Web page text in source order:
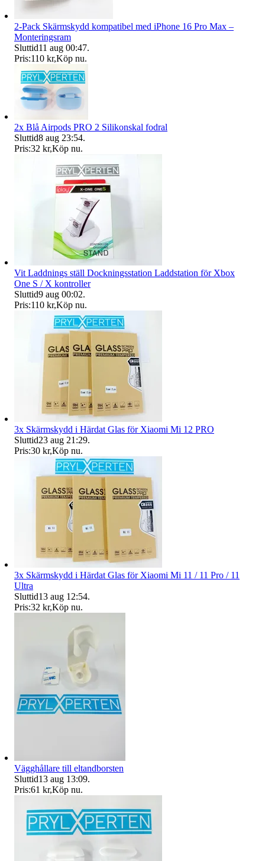
2-Pack Skärmskydd kompatibel med iPhone 16 Pro Max –
Monteringsram
Sluttid11 aug 00:47.
Pris:110 kr,Köp nu.
2x Blå Airpods PRO 2 Silikonskal fodral
Sluttid8 aug 23:54.
Pris:32 kr,Köp nu.
Vit Laddnings ställ Dockningsstation Laddstation för Xbox
One S / X kontroller
Sluttid9 aug 00:02.
Pris:110 kr,Köp nu.
3x Skärmskydd i Härdat Glas för Xiaomi Mi 12 PRO
Sluttid23 aug 21:29.
Pris:30 kr,Köp nu.
3x Skärmskydd i Härdat Glas för Xiaomi Mi 11 / 11 Pro / 11
Ultra
Sluttid13 aug 12:54.
Pris:32 kr,Köp nu.
Vägghållare till eltandborsten
Sluttid13 aug 13:09.
Pris:61 kr,Köp nu.